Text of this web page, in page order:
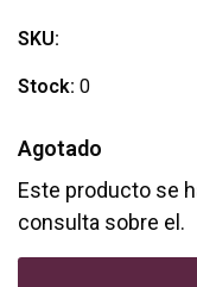
SKU:
Stock: 0
Agotado
Este producto se
consulta sobre el.